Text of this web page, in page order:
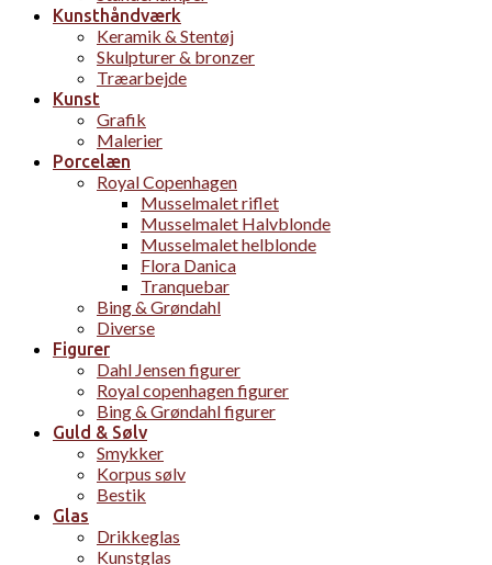
Kunsthåndværk
Keramik & Stentøj
Skulpturer & bronzer
Træarbejde
Kunst
Grafik
Malerier
Porcelæn
Royal Copenhagen
Musselmalet riflet
Musselmalet Halvblonde
Musselmalet helblonde
Flora Danica
Tranquebar
Bing & Grøndahl
Diverse
Figurer
Dahl Jensen figurer
Royal copenhagen figurer
Bing & Grøndahl figurer
Guld & Sølv
Smykker
Korpus sølv
Bestik
Glas
Drikkeglas
Kunstglas